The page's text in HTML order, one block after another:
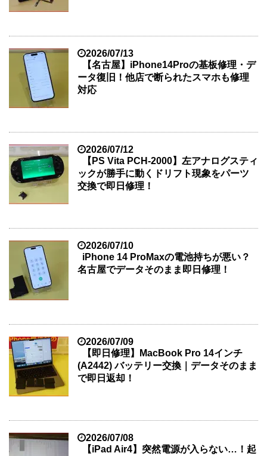
2026/07/13
【名古屋】iPhone14Proの基板修理・デ
ータ復旧！他店で断られたスマホも修理
対応
2026/07/12
【PS Vita PCH-2000】左アナログスティ
ックが勝手に動くドリフト現象をパーツ
交換で即日修理！
2026/07/10
iPhone 14 ProMaxの電池持ちが悪い？
名古屋でデータそのまま即日修理！
2026/07/09
【即日修理】MacBook Pro 14インチ
(A2442) バッテリー交換｜データそのまま
で即日返却！
2026/07/08
【iPad Air4】突然電源が入らない…！起